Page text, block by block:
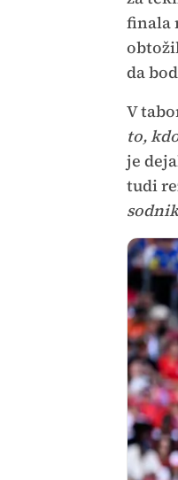
finala
da
V
to,
je
tudi